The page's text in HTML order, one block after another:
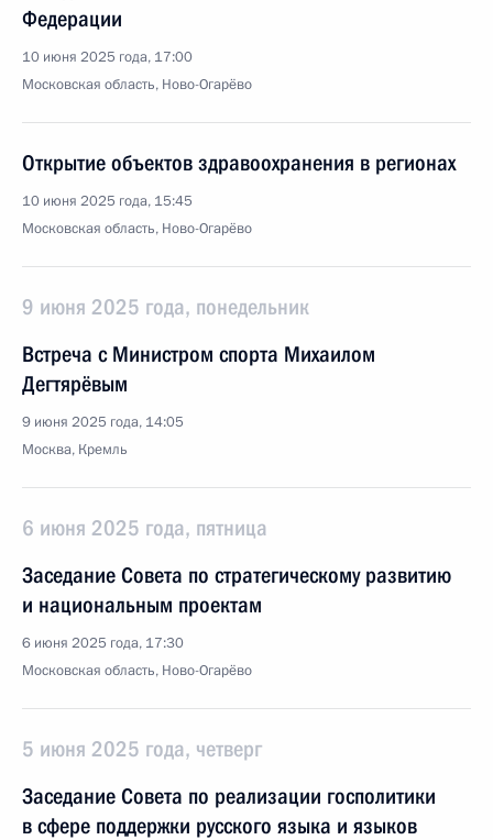
Федерации
10 июня 2025 года, 17:00
Московская область, Ново-Огарёво
Открытие объектов здравоохранения в регионах
10 июня 2025 года, 15:45
Московская область, Ново-Огарёво
9 июня 2025 года, понедельник
Встреча с Министром спорта Михаилом
Дегтярёвым
9 июня 2025 года, 14:05
Москва, Кремль
6 июня 2025 года, пятница
Заседание Совета по стратегическому развитию
и национальным проектам
6 июня 2025 года, 17:30
Московская область, Ново-Огарёво
5 июня 2025 года, четверг
Заседание Совета по реализации госполитики
в сфере поддержки русского языка и языков